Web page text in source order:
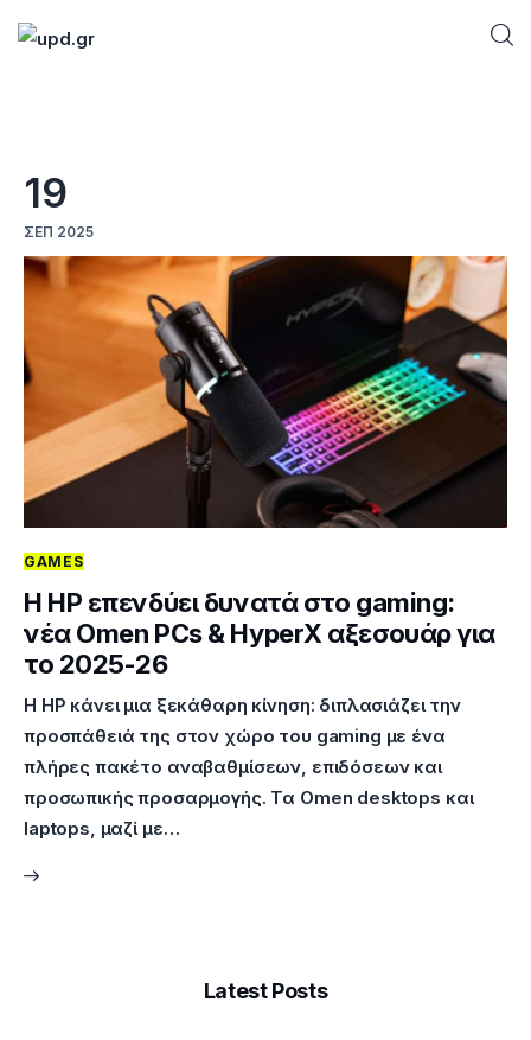
Games
Futuring
AI news
How To
19
ΣΕΠ 2025
GAMES
Η HP επενδύει δυνατά στο gaming:
νέα Omen PCs & HyperX αξεσουάρ για
το 2025-26
Η HP κάνει μια ξεκάθαρη κίνηση: διπλασιάζει την
προσπάθειά της στον χώρο του gaming με ένα
πλήρες πακέτο αναβαθμίσεων, επιδόσεων και
προσωπικής προσαρμογής. Τα Omen desktops και
laptops, μαζί με…
Latest Posts